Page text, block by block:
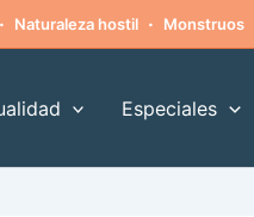
· Naturaleza hostil · Monstruos
Especiales